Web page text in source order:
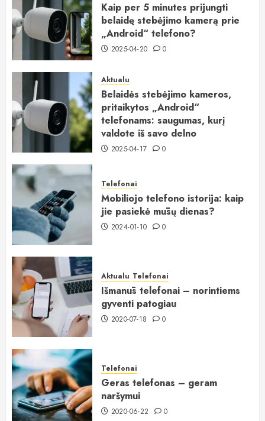
Kaip per 5 minutes prijungti
belaidę stebėjimo kamerą prie
„Android“ telefono?
2025-04-20 0
Aktualu
Belaidės stebėjimo kameros,
pritaikytos „Android“
telefonams: saugumas, kurį
valdote iš savo delno
2025-04-17 0
Telefonai
Mobiliojo telefono istorija: kaip
jie pasiekė mūsų dienas?
2024-01-10 0
Aktualu Telefonai
Išmanūs telefonai – norintiems
gyventi patogiau
2020-07-18 0
Telefonai
Geras telefonas – geram
naršymui
2020-06-22 0